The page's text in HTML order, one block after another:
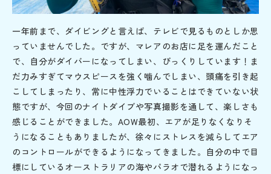
一年前まで、ダイビングと言えば、テレビで見るものとしか思
っていませんでした。ですが、マレアのお店に足を運んだこと
で、自分がダイバーになってしまい、びっくりしています！ま
だ力みすぎてマウスピースを強く噛んでしまい、頭痛を引き起
こしてしまったり、常に中性浮力でいることはできていない状
態ですが、今回のナイトダイブや写真撮影を通して、楽しさも
感じることができました。AOW最初、エアが足りなくなりそ
うになることもありましたが、徐々にストレスを減らしてエア
のコントロールができるようになってきました。自分の中で目
標にしているオーストラリアの海やパラオで潜れるようになっ